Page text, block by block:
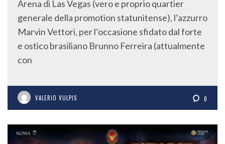
generale della promotion statunitense), l’azzurro
Marvin Vettori, per l’occasione sfidato dal forte
e ostico brasiliano Brunno Ferreira (attualmente
con
VALERIO VULPIS